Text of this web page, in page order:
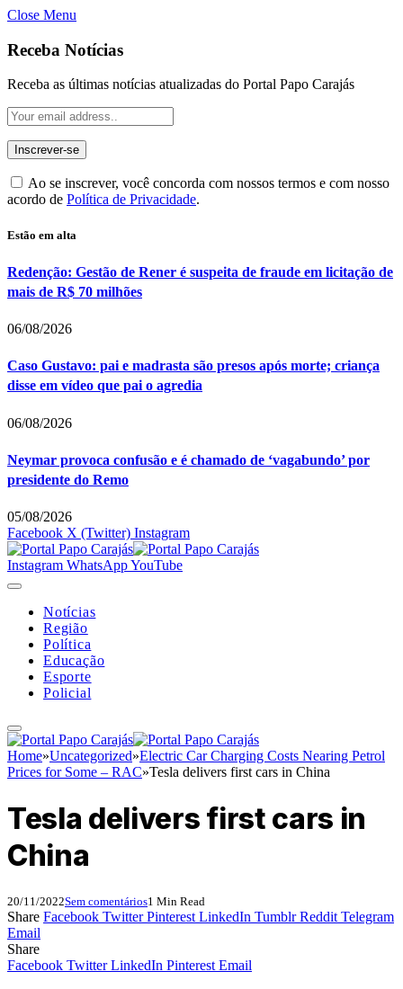
Close Menu
Receba Notícias
Receba as últimas notícias atualizadas do Portal Papo Carajás
Ao se inscrever, você concorda com nossos termos e com nosso
acordo de Política de Privacidade.
Estão em alta
Redenção: Gestão de Rener é suspeita de fraude em licitação de
mais de R$ 70 milhões
06/08/2026
Caso Gustavo: pai e madrasta são presos após morte; criança
disse em vídeo que pai o agredia
06/08/2026
Neymar provoca confusão e é chamado de ‘vagabundo’ por
presidente do Remo
05/08/2026
Facebook X (Twitter) Instagram
Instagram WhatsAppYouTube
Notícias
Região
Política
Educação
Esporte
Policial
Home»Uncategorized»Electric Car Charging Costs Nearing Petrol
Prices for Some – RAC»Tesla delivers first cars in China
Tesla delivers first cars in
China
20/11/2022Sem comentários1 Min Read
Share Facebook Twitter Pinterest LinkedIn Tumblr Reddit Telegram
Email
Share
Facebook Twitter LinkedIn Pinterest Email